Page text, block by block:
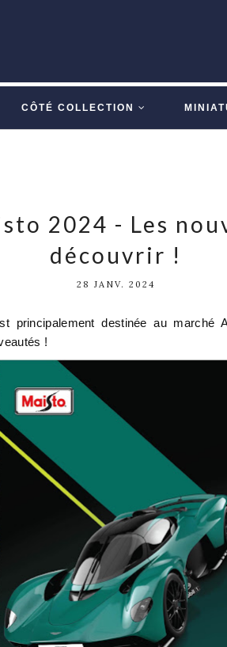
CÔTÉ COLLECTION
2024 - Les
découvrir !
28 JANV. 2024
principalement destinée au
!